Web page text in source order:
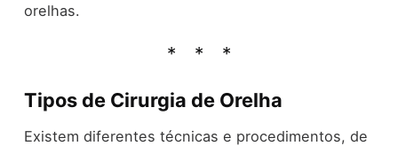
orelhas.
Tipos de Cirurgia de Orelha
Existem diferentes técnicas e procedimentos, de